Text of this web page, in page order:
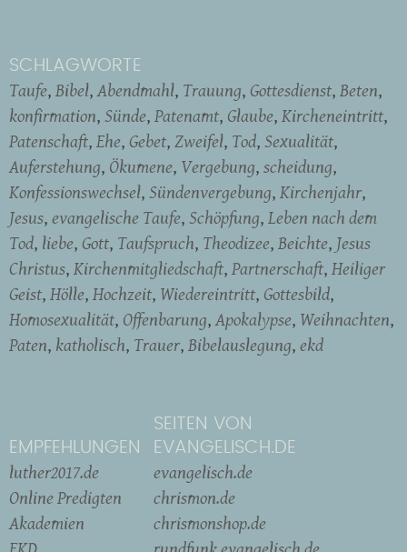
SCHLAGWORTE
Taufe Bibel Abendmahl Trauung Gottesdienst Beten
konfirmation Sünde Patenamt Glaube Kircheneintritt
Patenschaft Ehe Gebet Zweifel Tod Sexualität
Auferstehung Ökumene Vergebung scheidung
Konfessionswechsel Sündenvergebung Kirchenjahr
Jesus evangelische Taufe Schöpfung Leben nach dem
Tod liebe Gott Taufspruch Theodizee Beichte Jesus
Christus Kirchenmitgliedschaft Partnerschaft Heiliger
Geist Hölle Hochzeit Wiedereintritt Gottesbild
Homosexualität Offenbarung Apokalypse Weihnachten
Paten katholisch Trauer Bibelauslegung ekd
EMPFEHLUNGEN
luther2017.de
Online Predigten
Akademien
SEITEN VON
EVANGELISCH.DE
evangelisch.de
chrismon.de
chrismonshop.de